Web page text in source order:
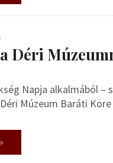
Déri
Napja alkalmából
Múzeum Baráti